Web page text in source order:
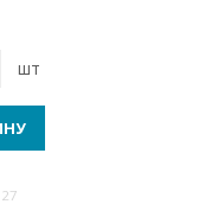
шт